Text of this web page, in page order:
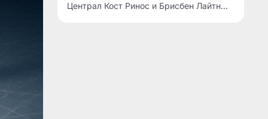
Централ Кост Ринос и Брисбен Лайтн...